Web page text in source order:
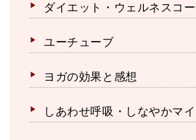
ダイエット・ウェルネスコ
ユーチューブ
ヨガの効果と感想
しあわせ呼吸・しなやかマ